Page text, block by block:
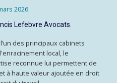
2026
Lefebvre Avocats.
des principaux cabinets
local, le
reconnue lui permettent de
à haute valeur ajoutée en droit